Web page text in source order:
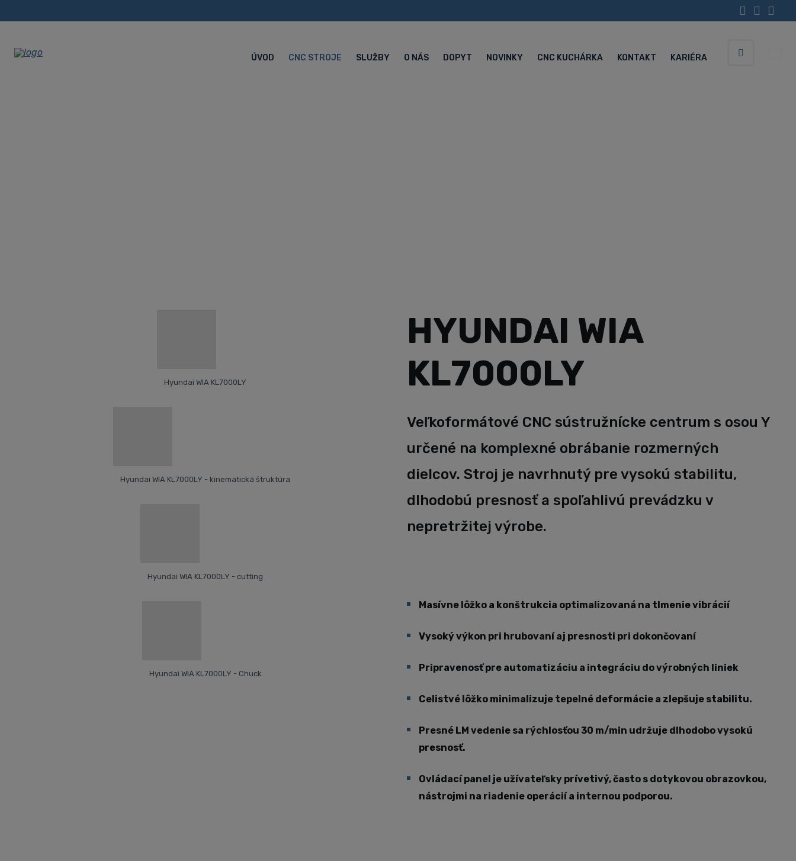
ÚVOD CNC STROJE SLUŽBY O NÁS DOPYT NOVINKY CNC KUCHÁRKA KONTAKT KARIÉRA
Hyundai WIA KL7000LY
Hyundai WIA KL7000LY - kinematická štruktúra
Hyundai WIA KL7000LY - cutting
Hyundai WIA KL7000LY - Chuck
HYUNDAI WIA
KL7000LY
Veľkoformátové CNC sústružnícke centrum s osou Y
určené na komplexné obrábanie rozmerných
dielcov. Stroj je navrhnutý pre vysokú stabilitu,
dlhodobú presnosť a spoľahlivú prevádzku v
nepretržitej výrobe.
Masívne lôžko a konštrukcia optimalizovaná na tlmenie vibrácií
Vysoký výkon pri hrubovaní aj presnosti pri dokončovaní
Pripravenosť pre automatizáciu a integráciu do výrobných liniek
Celistvé lôžko minimalizuje tepelné deformácie a zlepšuje stabilitu.
Presné LM vedenie sa rýchlosťou 30 m/min udržuje dlhodobo vysokú
presnosť.
Ovládací panel je užívateľsky prívetivý, často s dotykovou obrazovkou,
nástrojmi na riadenie operácií a internou podporou.